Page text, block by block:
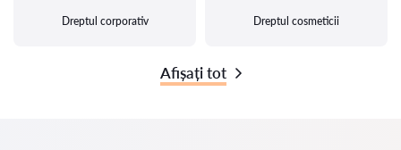
Dreptul corporativ Dreptul cosmeticii
Afișați tot